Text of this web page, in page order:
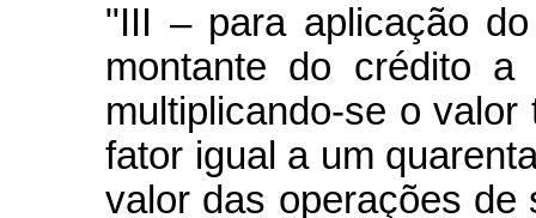
"III – para aplicação
montante do crédito
multiplicando-se o
fator igual a um
valor das operações de